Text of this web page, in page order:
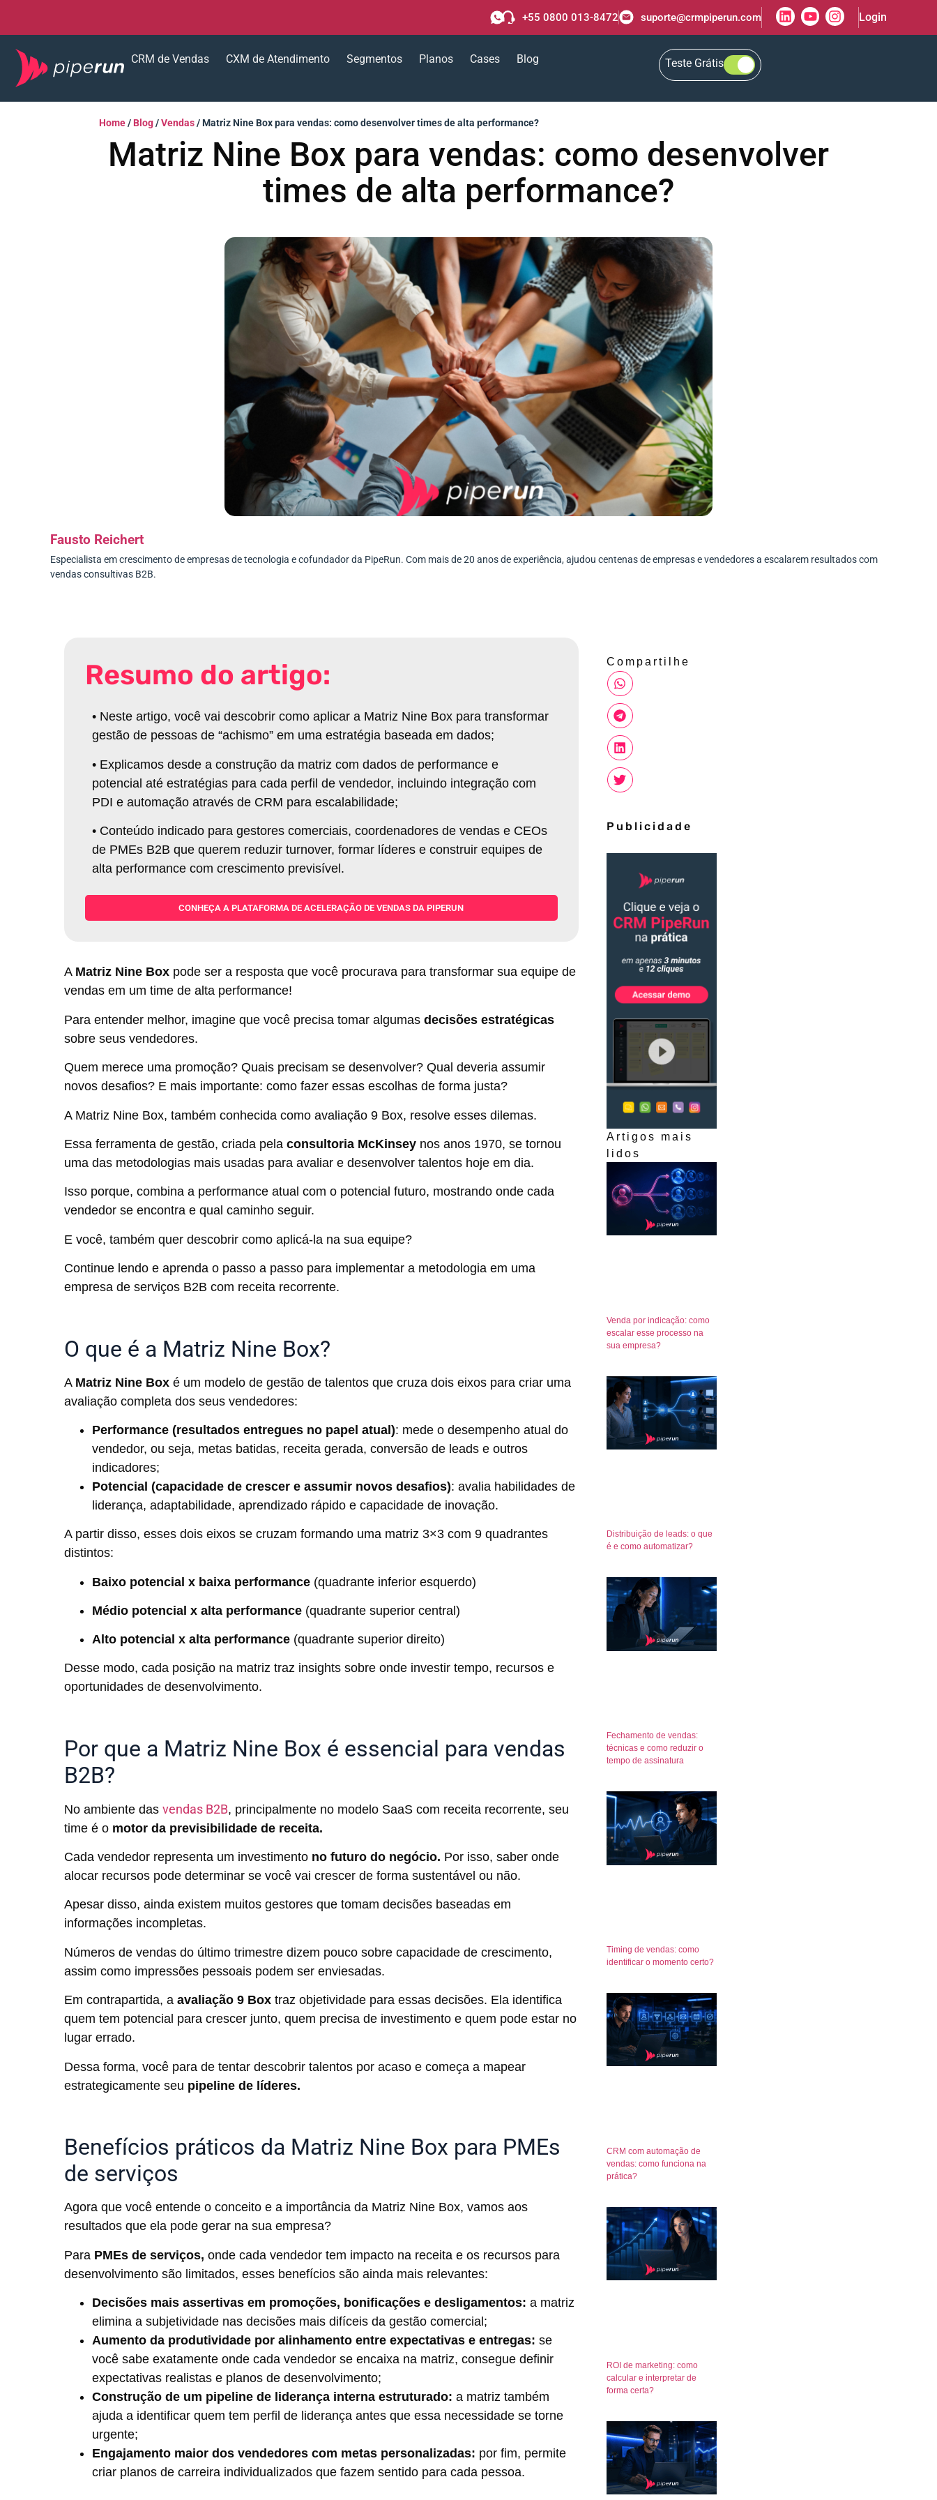
+55 0800 013-8472 suporte@crmpiperun.com Login
CRM de Vendas CXM de Atendimento Segmentos Planos Cases Blog Teste Grátis
Home/ Blog/Vendas/Matriz Nine Box para vendas: como desenvolver times de alta performance?
Matriz Nine Box para vendas: como desenvolver
times de alta performance?
Fausto Reichert
Especialista em crescimento de empresas de tecnologia e cofundador da PipeRun. Com mais de 20 anos de experiência, ajudou centenas de empresas e vendedores a escalarem resultados com
vendas consultivas B2B.
Resumo do artigo:
• Neste artigo, você vai descobrir como aplicar a Matriz Nine Box para transformar
gestão de pessoas de “achismo” em uma estratégia baseada em dados;
• Explicamos desde a construção da matriz com dados de performance e
potencial até estratégias para cada perfil de vendedor, incluindo integração com
PDI e automação através de CRM para escalabilidade;
• Conteúdo indicado para gestores comerciais, coordenadores de vendas e CEOs
de PMEs B2B que querem reduzir turnover, formar líderes e construir equipes de
alta performance com crescimento previsível.
CONHEÇA A PLATAFORMA DE ACELERAÇÃO DE VENDAS DA PIPERUN
A Matriz Nine Box pode ser a resposta que você procurava para transformar sua equipe de
vendas em um time de alta performance!
Para entender melhor, imagine que você precisa tomar algumas decisões estratégicas
sobre seus vendedores.
Quem merece uma promoção? Quais precisam se desenvolver? Qual deveria assumir
novos desafios? E mais importante: como fazer essas escolhas de forma justa?
A Matriz Nine Box, também conhecida como avaliação 9 Box, resolve esses dilemas.
Essa ferramenta de gestão, criada pela consultoria McKinsey nos anos 1970, se tornou
uma das metodologias mais usadas para avaliar e desenvolver talentos hoje em dia.
Isso porque, combina a performance atual com o potencial futuro, mostrando onde cada
vendedor se encontra e qual caminho seguir.
E você, também quer descobrir como aplicá-la na sua equipe?
Continue lendo e aprenda o passo a passo para implementar a metodologia em uma
empresa de serviços B2B com receita recorrente.
O que é a Matriz Nine Box?
A Matriz Nine Box é um modelo de gestão de talentos que cruza dois eixos para criar uma
avaliação completa dos seus vendedores:
Performance (resultados entregues no papel atual): mede o desempenho atual do
vendedor, ou seja, metas batidas, receita gerada, conversão de leads e outros
indicadores;
Potencial (capacidade de crescer e assumir novos desafios): avalia habilidades de
liderança, adaptabilidade, aprendizado rápido e capacidade de inovação.
A partir disso, esses dois eixos se cruzam formando uma matriz 3×3 com 9 quadrantes
distintos:
Baixo potencial x baixa performance (quadrante inferior esquerdo)
Médio potencial x alta performance (quadrante superior central)
Alto potencial x alta performance (quadrante superior direito)
Desse modo, cada posição na matriz traz insights sobre onde investir tempo, recursos e
oportunidades de desenvolvimento.
Por que a Matriz Nine Box é essencial para vendas
B2B?
No ambiente das vendas B2B, principalmente no modelo SaaS com receita recorrente, seu
time é o motor da previsibilidade de receita.
Cada vendedor representa um investimento no futuro do negócio. Por isso, saber onde
alocar recursos pode determinar se você vai crescer de forma sustentável ou não.
Apesar disso, ainda existem muitos gestores que tomam decisões baseadas em
informações incompletas.
Números de vendas do último trimestre dizem pouco sobre capacidade de crescimento,
assim como impressões pessoais podem ser enviesadas.
Em contrapartida, a avaliação 9 Box traz objetividade para essas decisões. Ela identifica
quem tem potencial para crescer junto, quem precisa de investimento e quem pode estar no
lugar errado.
Dessa forma, você para de tentar descobrir talentos por acaso e começa a mapear
estrategicamente seu pipeline de líderes.
Benefícios práticos da Matriz Nine Box para PMEs
de serviços
Agora que você entende o conceito e a importância da Matriz Nine Box, vamos aos
resultados que ela pode gerar na sua empresa?
Para PMEs de serviços, onde cada vendedor tem impacto na receita e os recursos para
desenvolvimento são limitados, esses benefícios são ainda mais relevantes:
Decisões mais assertivas em promoções, bonificações e desligamentos: a matriz
elimina a subjetividade nas decisões mais difíceis da gestão comercial;
Aumento da produtividade por alinhamento entre expectativas e entregas: se
você sabe exatamente onde cada vendedor se encaixa na matriz, consegue definir
expectativas realistas e planos de desenvolvimento;
Construção de um pipeline de liderança interna estruturado: a matriz também
ajuda a identificar quem tem perfil de liderança antes que essa necessidade se torne
urgente;
Engajamento maior dos vendedores com metas personalizadas: por fim, permite
criar planos de carreira individualizados que fazem sentido para cada pessoa.
Compartilhe
Publicidade
Artigos mais
lidos
Venda por indicação: como
escalar esse processo na
sua empresa?
Distribuição de leads: o que
é e como automatizar?
Fechamento de vendas:
técnicas e como reduzir o
tempo de assinatura
Timing de vendas: como
identificar o momento certo?
CRM com automação de
vendas: como funciona na
prática?
ROI de marketing: como
calcular e interpretar de
forma certa?